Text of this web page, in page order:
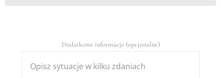
Dodatkowe informacje (opcjonalne)